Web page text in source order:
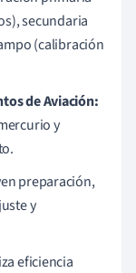
secundaria
(calibración
de Aviación:
y
preparación,
y
eficiencia